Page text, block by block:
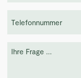
Telefonnummer
Nachricht(erforderlich)